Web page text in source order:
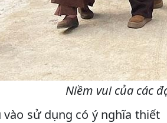
Niềm vui của các
vào sử dụng có ý nghĩa thiết